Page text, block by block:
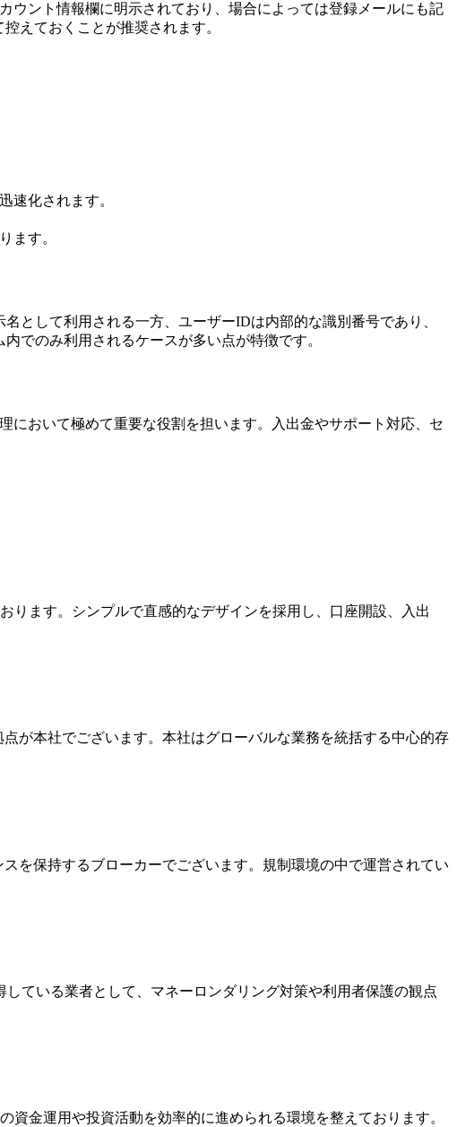
ウント情報欄に明示されており、場合によっては登録メールにも記
えておくことが推奨されます。
速化されます。
ます。
として利用される一方、ユーザーIDは内部的な識別番号であり、
でのみ利用されるケースが多い点が特徴です。
において極めて重要な役割を担います。入出金やサポート対応、セ
ります。シンプルで直感的なデザインを採用し、口座開設、入出
が本社でございます。本社はグローバルな業務を統括する中心的存
を保持するブローカーでございます。規制環境の中で運営されてい
ている業者として、マネーロンダリング対策や利用者保護の観点
金運用や投資活動を効率的に進められる環境を整えております。